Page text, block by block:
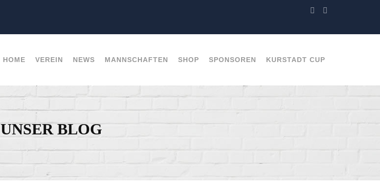
HOME VEREIN NEWS MANNSCHAFTEN SHOP SPONSOREN KURSTADT CUP
UNSER BLOG